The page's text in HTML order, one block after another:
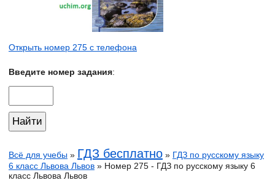
Открыть номер 275 с телефона
Введите номер задания:
Всё для учебы » ГДЗ бесплатно » ГДЗ по русскому языку
6 класс Львова Львов » Номер 275 - ГДЗ по русскому языку 6
класс Львова Львов